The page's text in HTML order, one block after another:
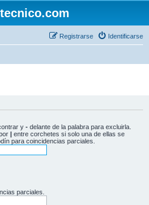
Identificarse
Registrarse
y - delante de la palabra para excluirla.
| entre corchetes si solo una de ellas se
para coincidencias parciales.
parciales.